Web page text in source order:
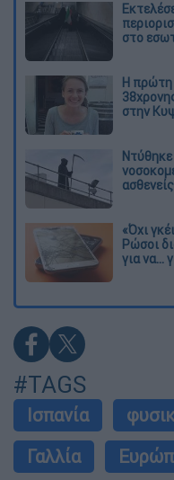
στο
Η πρώτη
στην
ασθενείς
«Όχι
Ρώσοι
για να...
#TAGS
Ισπανία
Γαλλία